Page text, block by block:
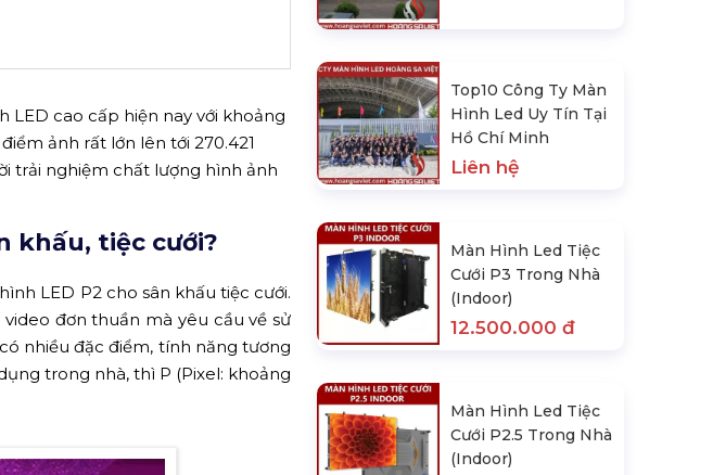
cao cấp hiện nay với khoảng
ảnh rất lớn lên tới 270.421
trải nghiệm chất lượng hình ảnh
khấu, tiệc cưới?
LED P2 cho sân khấu tiệc cưới.
đơn thuần mà yêu cầu về sử
nhiều đặc điểm, tính năng tương
trong nhà, thì P (Pixel: khoảng
Top10 Công Ty Màn
Hình Led Uy Tín Tại
Hồ Chí Minh
Liên hệ
Màn Hình Led Tiệc
Cưới P3 Trong Nhà
(Indoor)
12.500.000 đ
Màn Hình Led Tiệc
Cưới P2.5 Trong Nhà
(Indoor)